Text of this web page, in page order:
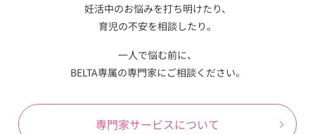
妊活中のお悩みを打ち明けたり、
育児の不安を相談したり。
一人で悩む前に、
BELTA専属の専門家にご相談ください。
専門家サービスについて